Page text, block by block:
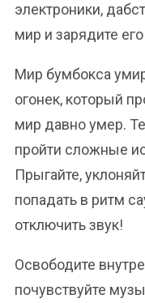
электроники,
мир и зарядите
Мир бумбокса
огонек, который
мир давно умер.
пройти сложные
Прыгайте,
попадать в ритм
отключить звук!
Освободите
почувствуйте